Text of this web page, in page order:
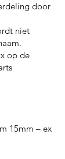
door
niet
op de
15mm – ex